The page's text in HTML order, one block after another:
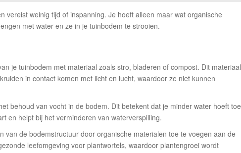
vereist weinig tijd of inspanning. Je hoeft alleen maar wat organische
met water en ze in je tuinbodem te strooien.
je tuinbodem met materiaal zoals stro, bladeren of compost. Dit materiaal
in contact komen met licht en lucht, waardoor ze niet kunnen
behoud van vocht in de bodem. Dit betekent dat je minder water hoeft toe
en helpt bij het verminderen van waterverspilling.
van de bodemstructuur door organische materialen toe te voegen aan de
leefomgeving voor plantwortels, waardoor plantengroei wordt